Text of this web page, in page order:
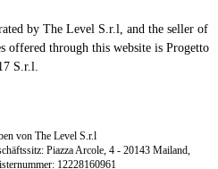
by The Level S.r.l, and the seller of
offered through this website is Progetto
S.r.l.
von The Level S.r.l
Piazza Arcole, 4 - 20143 Mailand,
12228160961